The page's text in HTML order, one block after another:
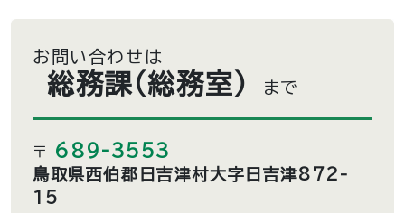
お問い合わせは
総務課（総務室） まで
〒 689-3553
鳥取県西伯郡日吉津村大字日吉津872-
15